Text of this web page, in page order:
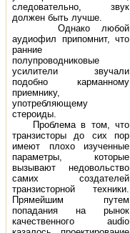
следовательно, звук
должен быть лучше.
Однако любой
аудиофил припомнит, что
ранние
полупроводниковые
усилители звучали
подобно карманному
приемнику,
употребляющему
стероиды.
Проблема в том, что
транзисторы до сих пор
имеют плохо изученные
параметры, которые
вызывают недовольство
самих создателей
транзисторной техники.
Прямейшим путем
попадания на рынок
качественного audio